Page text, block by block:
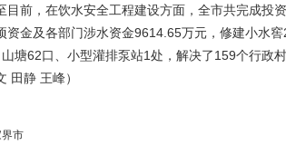
目前，在饮水安全工程建设方面，全市共完成投
资金及各部门涉水资金9614.65万元，修建小水
塘62口、小型灌排泵站1处，解决了159个行政
田静 王峰）
市